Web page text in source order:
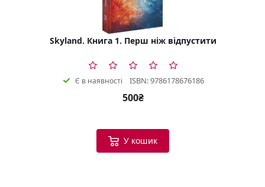
Skyland. Книга 1. Перш ніж відпустити
Є в наявності ISBN: 9786178676186
500₴
У кошик